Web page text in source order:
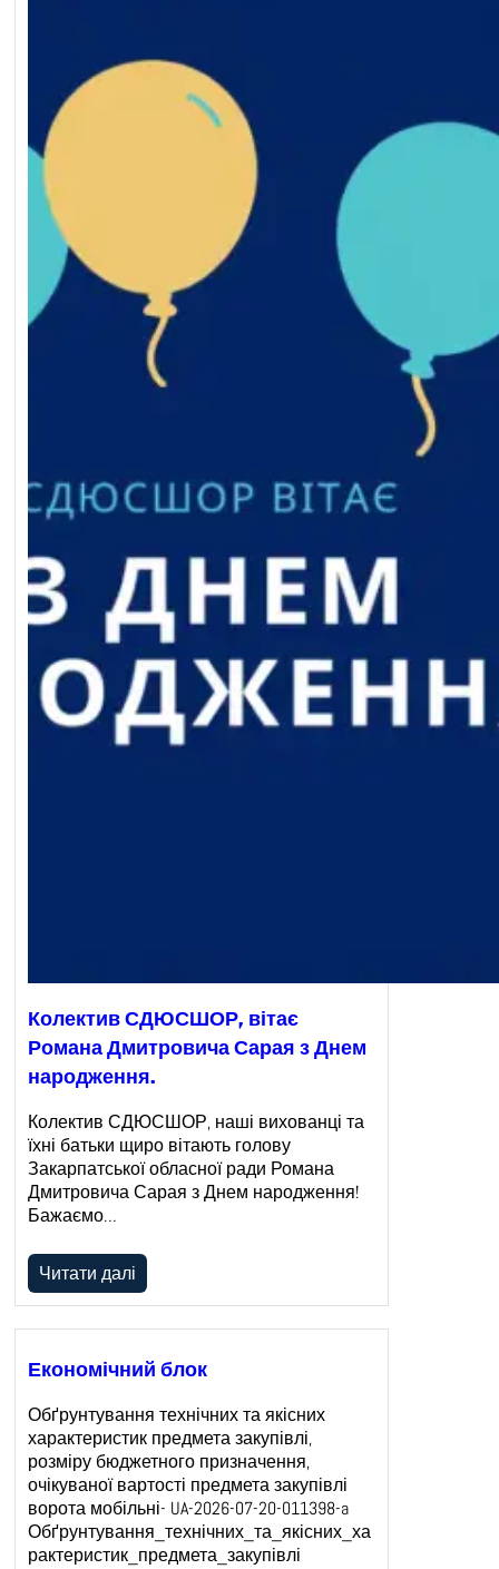
Колектив СДЮСШОР, вітає
Романа Дмитровича Сарая з Днем
народження.
Колектив СДЮСШОР, наші вихованці та
їхні батьки щиро вітають голову
Закарпатської обласної ради Романа
Дмитровича Сарая з Днем народження!
Бажаємо…
Читати далі
Економічний блок
Обґрунтування технічних та якісних
характеристик предмета закупівлі,
розміру бюджетного призначення,
очікуваної вартості предмета закупівлі
ворота мобільні- UA-2026-07-20-011398-a
Обґрунтування_технічних_та_якісних_ха
рактеристик_предмета_закупівлі